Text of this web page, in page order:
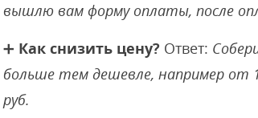
вышлю вам форму оплаты, после
➕ Как снизить цену? Ответ:
больше тем дешевле, например от
руб.